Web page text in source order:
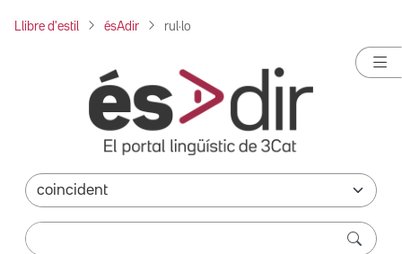
Llibre d'estil ésAdir rul·lo